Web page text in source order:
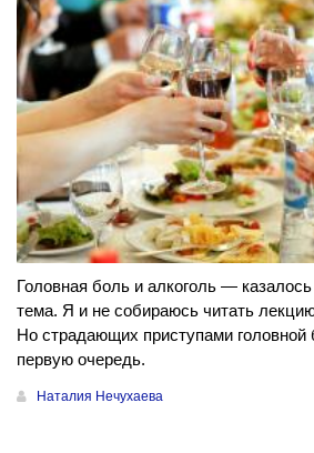
Головная боль и алкоголь —
тема. Я и не собираюсь читать
Но страдающих приступами головной
первую очередь.
Наталия Нечухаева